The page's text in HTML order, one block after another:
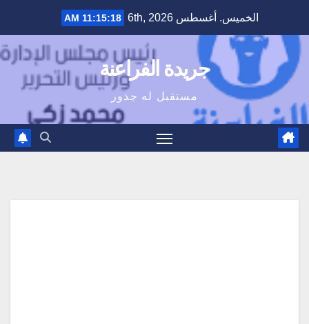
content
الخميس. أغسطس 6th, 2026 11:15:19 AM
جريدة الفراعنة
مستقبل له جذور